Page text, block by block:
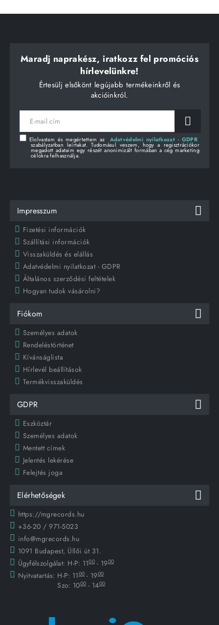
Maradj naprakész, iratkozz fel promóciós
hírlevelünkre!
Értesülj elsőkönt legújabb termékeinkről és
akcióinkról.
E-
mail
Elolvastam és megértettem az Adatvédelmi nyilatkozat - GDPR
szabályzatban leírtakat. Tudomásul veszem, hogy a regisztrációkor
megadott adataim egy részét anonimizált formában a cég marketing
célokra felhasználja.
Impresszum
Fizetési információk
Szállítási információk
Visszaküldés és elállás
Adatvédelmi nyilatkozat - GDPR
Általános szerződési feltételek
Hogyan tudok vásárolni?
Fiókom
Személyes adatok
Rendeléstörténet
Kívánságlista
Hírlevél beállítások
Termékvisszaküldés
GDPR
Eszköztár
Személyes adatok
Mentett címek
Jelentés lekérése
Felejtés joga
Elérhetőségek
https://mgrecords.hu
+36-20 / 971-5023
info@mgrecords.hu
1091 Budapest, Üllői út 31.
Ügyfélszolgálat: H-P: 1100 - 1900
Nyitvatartás: H-P: 1100 - 1900
Szo: 1000 - 1400